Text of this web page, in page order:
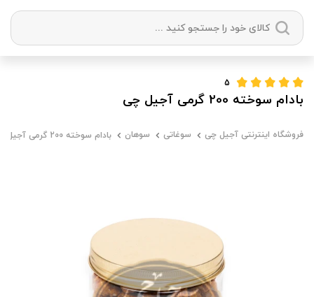
دسته بندی ها
آجیل میوه خشک زعفران
فروشگاه اینترنتی آجیل چی سوغاتی سوهان بادام سوخته 200 گرمی آجیل چی
5
بادام سوخته 200 گرمی آجیل چی